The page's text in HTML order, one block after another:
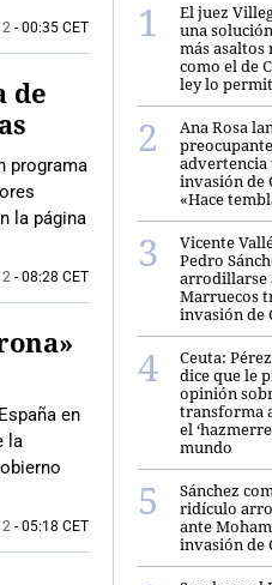
- 00:35 CET
de
programa
la página
- 08:28 CET
en
la
- 05:18 CET
El juez
una
más asaltos
como el de
ley lo
Ana Rosa
preocupante
advertencia
invasión de
«Hace
Vicente
Pedro
arrodillarse
Marruecos
invasión de
Ceuta:
dice que le
opinión
transforma
el
mundo
Sánchez
ridículo
ante
invasión de